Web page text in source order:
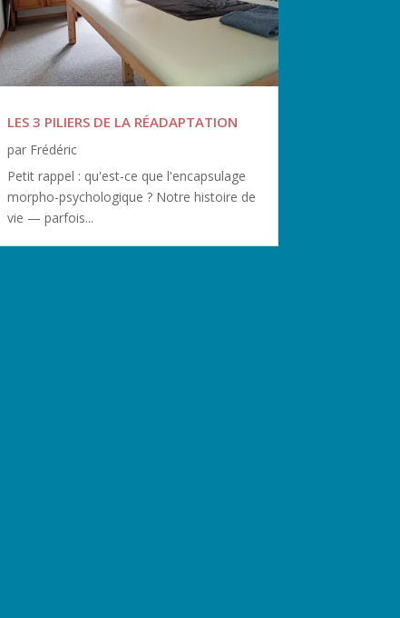
LES 3 PILIERS DE LA RÉADAPTATION
par Frédéric
Petit rappel : qu'est-ce que l'encapsulage
morpho-psychologique ? Notre histoire de
vie — parfois...